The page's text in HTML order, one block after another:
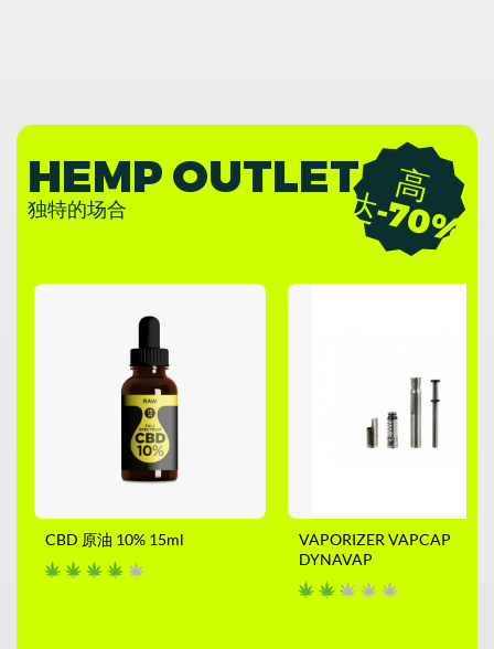
HEMP OUTLET
独特的场合
高
达
-
7
0
%
CBD 原油 10% 15ml
VAPORIZER VAPCAP
DYNAVAP